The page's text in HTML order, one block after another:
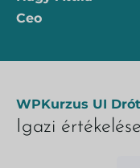
Ceo
WPKurzus UI
Igazi